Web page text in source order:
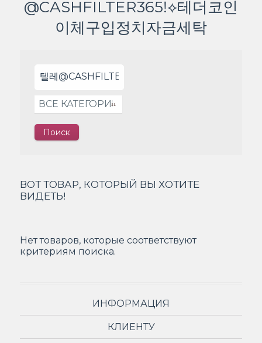
@CASHFILTER365ǃ⟡테더코인
이체구입정치자금세탁
ВОТ ТОВАР, КОТОРЫЙ ВЫ ХОТИТЕ
ВИДЕТЬ!
Нет товаров, которые соответствуют
критериям поиска.
ИНФОРМАЦИЯ
КЛИЕНТУ